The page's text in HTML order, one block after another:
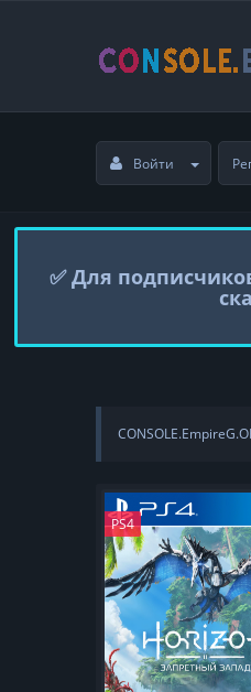
Войти
✅ Для
PS4